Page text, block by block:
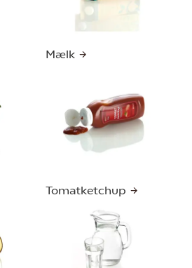
Mælk
Tomatketchup